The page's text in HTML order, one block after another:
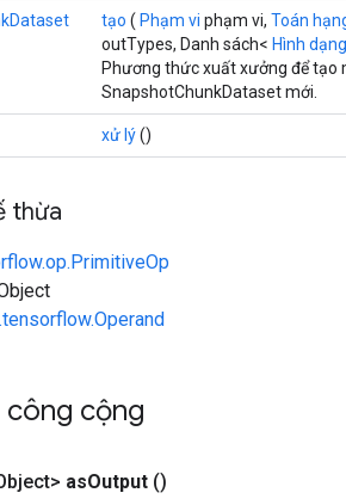
tạo ( Phạm vi phạm vi, Toán
outTypes, Danh sách< Hình dạng
Phương thức xuất xưởng để
SnapshotChunkDataset mới.
xử lý()
thừa
công cộng
asOutput ()